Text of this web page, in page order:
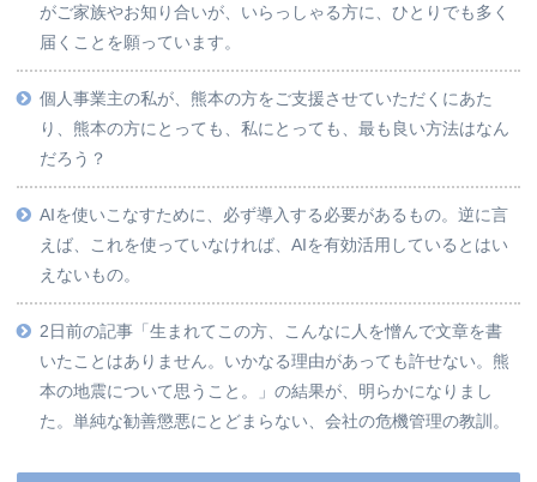
がご家族やお知り合いが、いらっしゃる方に、ひとりでも多く
届くことを願っています。
個人事業主の私が、熊本の方をご支援させていただくにあた
り、熊本の方にとっても、私にとっても、最も良い方法はなん
だろう？
AIを使いこなすために、必ず導入する必要があるもの。逆に言
えば、これを使っていなければ、AIを有効活用しているとはい
えないもの。
2日前の記事「生まれてこの方、こんなに人を憎んで文章を書
いたことはありません。いかなる理由があっても許せない。熊
本の地震について思うこと。」の結果が、明らかになりまし
た。単純な勧善懲悪にとどまらない、会社の危機管理の教訓。